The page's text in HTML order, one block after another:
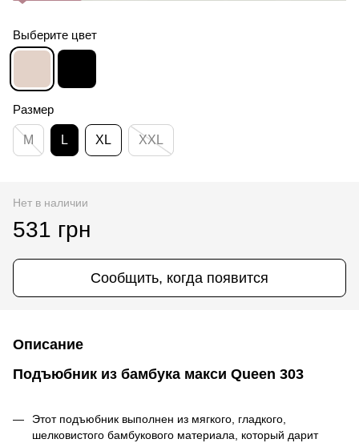
Выберите цвет
Размер
M L XL XXL
Нет в наличии
531 грн
Сообщить, когда появится
Описание
Подъюбник из бамбука макси Queen 303
Этот подъюбник выполнен из мягкого, гладкого,
шелковистого бамбукового материала, который дарит